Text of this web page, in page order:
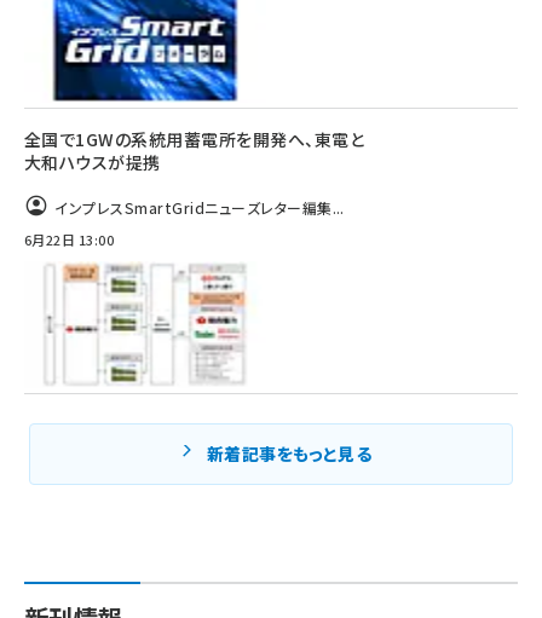
全国で1GWの系統用蓄電所を開発へ、東電と
大和ハウスが提携
インプレスSmartGridニューズレター編集...
6月22日 13:00
新着記事をもっと見る